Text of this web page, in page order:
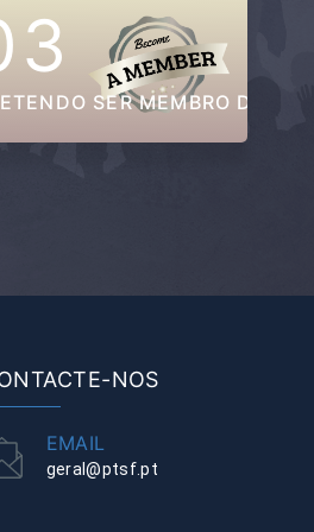
SER MEMBRO DA PTSF
NOS
EMAIL
geral@ptsf.pt